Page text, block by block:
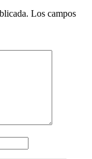
Los campos